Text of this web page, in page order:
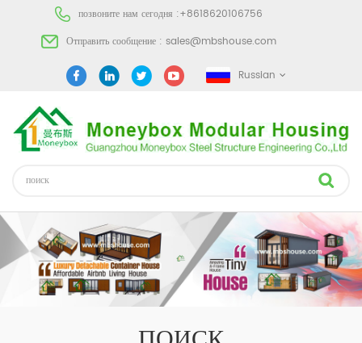
позвоните нам сегодня :+8618620106756
Отправить сообщение : sales@mbshouse.com
Russian